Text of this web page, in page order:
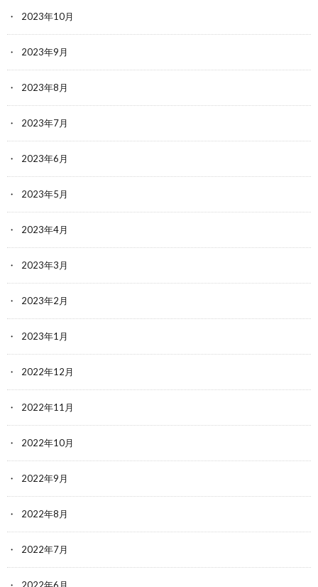
2023年10月
2023年9月
2023年8月
2023年7月
2023年6月
2023年5月
2023年4月
2023年3月
2023年2月
2023年1月
2022年12月
2022年11月
2022年10月
2022年9月
2022年8月
2022年7月
2022年6月